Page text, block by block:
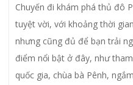
Chuyến đi khám phá thủ đô
tuyệt vời, với khoảng thời
nhưng cũng đủ để bạn trải
điểm nổi bật ở đây, như
quốc gia, chùa bà Pênh,